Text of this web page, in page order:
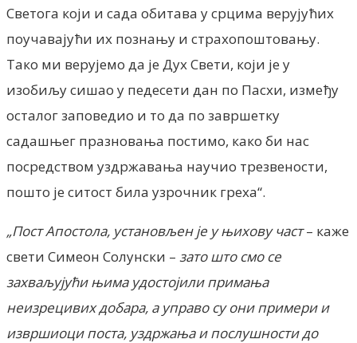
Светога који и сада oбитава у срцима верујућих
поучавајући их познању и страхопоштовању.
Тако ми верујемо да је Дух Свети, који је у
изобиљу сишао у педесети дан по Пасхи, између
осталог заповедио и то да по завршетку
садашњег празновања постимо, како би нас
посредством уздржавања научио трезвености,
пошто је ситост била узрочник греха“.
„Пост Апостола, установљен је у њихову част– каже
свети Симеон Солунски – зато што смо се
захваљујући њима удостојили примања
неизрецивих добара, а управо су они примери и
извршиоци поста, уздржања и послушности до